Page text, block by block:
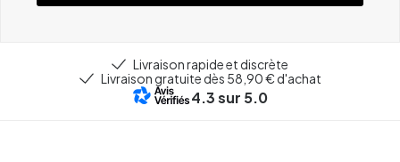
Livraison rapide et discrète
Livraison gratuite dès 58,90 € d'achat
4.3sur 5.0